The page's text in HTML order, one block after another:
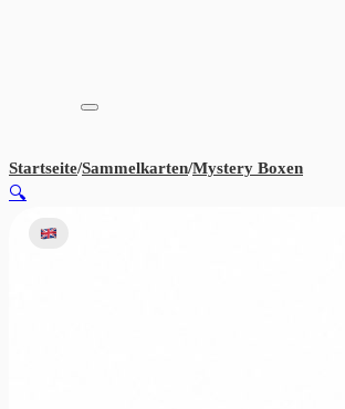
Startseite/Sammelkarten/Mystery Boxen
🔍